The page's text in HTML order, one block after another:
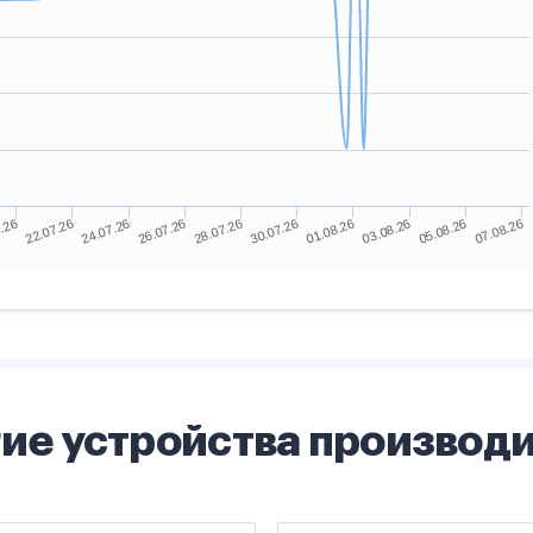
устройства